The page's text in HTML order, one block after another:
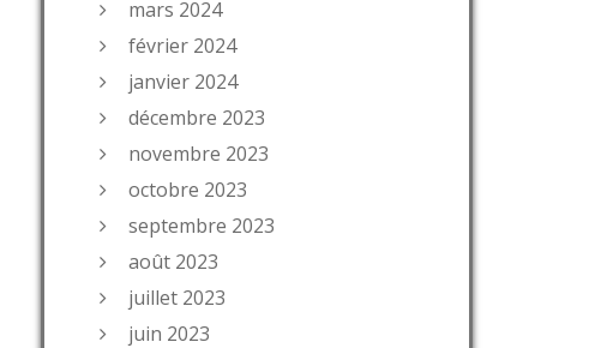
mars 2024
février 2024
janvier 2024
décembre 2023
novembre 2023
octobre 2023
septembre 2023
août 2023
juillet 2023
juin 2023